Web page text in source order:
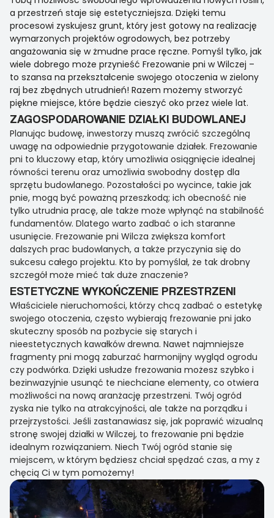
a przestrzeń staje się estetyczniejsza. Dzięki temu
procesowi zyskujesz grunt, który jest gotowy na realizację
wymarzonych projektów ogrodowych, bez potrzeby
angażowania się w żmudne prace ręczne. Pomyśl tylko, jak
wiele dobrego może przynieść Frezowanie pni w Wilczej –
to szansa na przekształcenie swojego otoczenia w zielony
raj bez zbędnych utrudnień! Razem możemy stworzyć
piękne miejsce, które będzie cieszyć oko przez wiele lat.
ZAGOSPODAROWANIE DZIAŁKI BUDOWLANEJ
Planując budowę, inwestorzy muszą zwrócić szczególną
uwagę na odpowiednie przygotowanie działek. Frezowanie
pni to kluczowy etap, który umożliwia osiągnięcie idealnej
równości terenu oraz umożliwia swobodny dostęp dla
sprzętu budowlanego. Pozostałości po wycince, takie jak
pnie, mogą być poważną przeszkodą; ich obecność nie
tylko utrudnia pracę, ale także może wpłynąć na stabilność
fundamentów. Dlatego warto zadbać o ich staranne
usunięcie. Frezowanie pni Wilcza zwiększa komfort
dalszych prac budowlanych, a także przyczynia się do
sukcesu całego projektu. Kto by pomyślał, że tak drobny
szczegół może mieć tak duże znaczenie?
ESTETYCZNE WYKOŃCZENIE PRZESTRZENI
Właściciele nieruchomości, którzy chcą zadbać o estetykę
swojego otoczenia, często wybierają frezowanie pni jako
skuteczny sposób na pozbycie się starych i
nieestetycznych kawałków drewna. Nawet najmniejsze
fragmenty pni mogą zaburzać harmonijny wygląd ogrodu
czy podwórka. Dzięki usłudze frezowania możesz szybko i
bezinwazyjnie usunąć te niechciane elementy, co otwiera
możliwości na nową aranżację przestrzeni. Twój ogród
zyska nie tylko na atrakcyjności, ale także na porządku i
przejrzystości. Jeśli zastanawiasz się, jak poprawić wizualną
stronę swojej działki w Wilczej, to frezowanie pni będzie
idealnym rozwiązaniem. Niech Twój ogród stanie się
miejscem, w którym będziesz chciał spędzać czas, a my z
chęcią Ci w tym pomożemy!